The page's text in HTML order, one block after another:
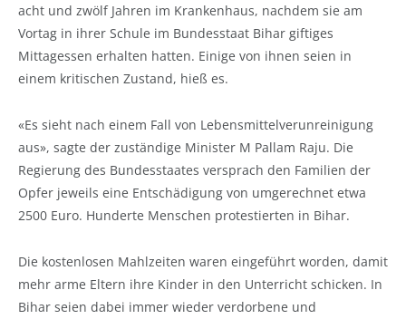
acht und zwölf Jahren im Krankenhaus, nachdem sie am
Vortag in ihrer Schule im Bundesstaat Bihar giftiges
Mittagessen erhalten hatten. Einige von ihnen seien in
einem kritischen Zustand, hieß es.
«Es sieht nach einem Fall von Lebensmittelverunreinigung
aus», sagte der zuständige Minister M Pallam Raju. Die
Regierung des Bundesstaates versprach den Familien der
Opfer jeweils eine Entschädigung von umgerechnet etwa
2500 Euro. Hunderte Menschen protestierten in Bihar.
Die kostenlosen Mahlzeiten waren eingeführt worden, damit
mehr arme Eltern ihre Kinder in den Unterricht schicken. In
Bihar seien dabei immer wieder verdorbene und